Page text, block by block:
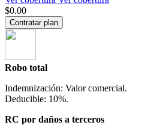
$0.00
Contratar plan
Robo total
Indemnización: Valor comercial.
Deducible: 10%.
RC por daños a terceros